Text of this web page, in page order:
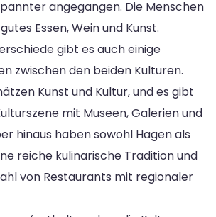
angegangen. Die Menschen
Essen, Wein und Kunst.
gibt es auch einige
zwischen den beiden Kulturen.
Kunst und Kultur, und es gibt
mit Museen, Galerien und
hinaus haben sowohl Hagen als
reiche kulinarische Tradition und
von Restaurants mit regionaler